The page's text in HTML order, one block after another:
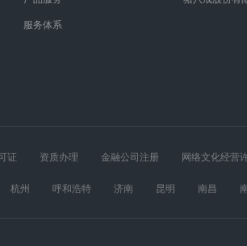
服务体系
证 资质办理 金融公司注册 网络文化经营
械经营许可证
杭州 呼和浩特 济南 昆明 南昌